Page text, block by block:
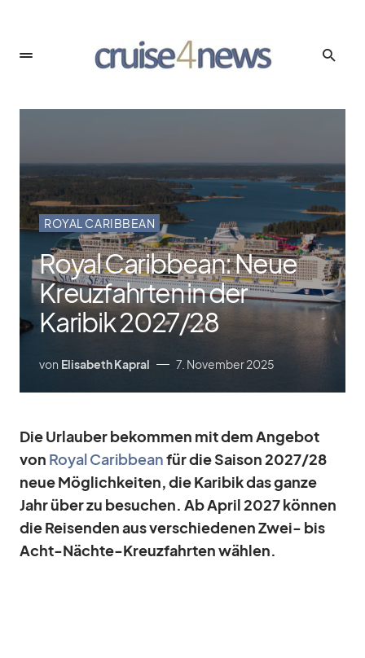
ROYAL CARIBBEAN
Royal Caribbean: Neue
Kreuzfahrten in der
Karibik 2027/​28
von Elisabeth Kapral 7. November 2025
Die Ur­lau­ber be­kom­men mit dem An­ge­bot
von Royal Ca­rib­beanfür die Sai­son 2027/​28
neue Mög­lich­kei­ten, die Ka­ri­bik das ganze
Jahr über zu be­su­chen. Ab April 2027 kön­nen
die Rei­sen­den aus ver­schie­de­nen Zwei- bis
Acht-Nächte-Kreuz­fahr­ten wäh­len.